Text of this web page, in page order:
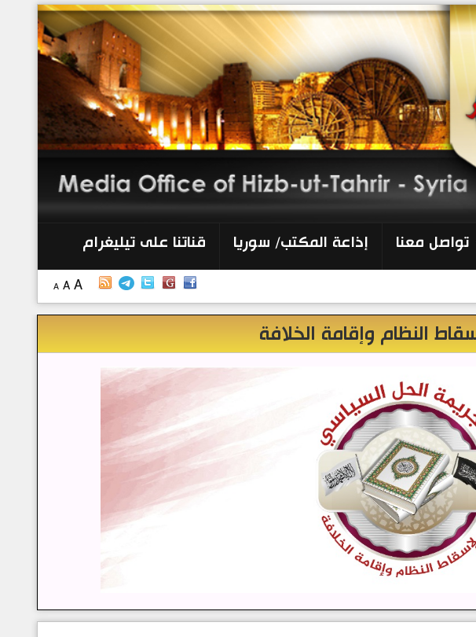
الرئيسية
إصدارات
منبر الصحافة
تواصل معنا
إذاعة المكتب/ سوريا
تواصل معنا إذاعة المكتب/ سوريا قناتنا على تيليغرام
A A A
النظام وإقامة الخلافة